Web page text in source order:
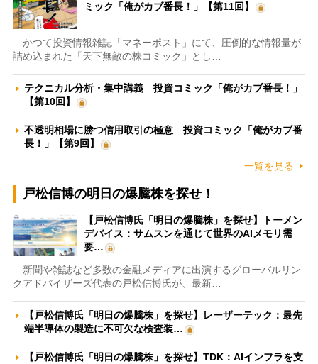
ミック「俺がカブ番長！」【第11回】
かつて投資情報雑誌「マネーポスト」にて、圧倒的な情報量が
詰め込まれた「天下無敵の株コミック」とし…
テクニカル分析・集中講義 投資コミック「俺がカブ番長！」
【第10回】
不透明相場に勝つ信用取引の極意 投資コミック「俺がカブ番
長！」【第9回】
一覧を見る
戸松信博の明日の爆騰株を探せ！
【戸松信博氏「明日の爆騰株」を探せ】トーメン
デバイス：サムスンを通じて世界のAIメモリ需
要…
新聞や雑誌など多数の金融メディアに出演するグローバルリン
クアドバイザーズ代表の戸松信博氏が、最新…
【戸松信博氏「明日の爆騰株」を探せ】レーザーテック：最先
端半導体の製造に不可欠な検査装…
【戸松信博氏「明日の爆騰株」を探せ】TDK：AIインフラを支